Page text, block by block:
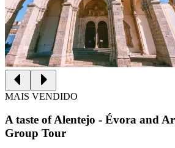
MAIS VENDIDO
A taste of Alentejo - Évora and
Group Tour